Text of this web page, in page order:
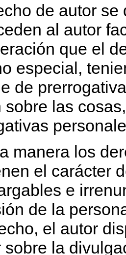
de autor
al autor
que el
especial,
de
sobre las
manera los
el carácter
e
de la
el autor
sobre la